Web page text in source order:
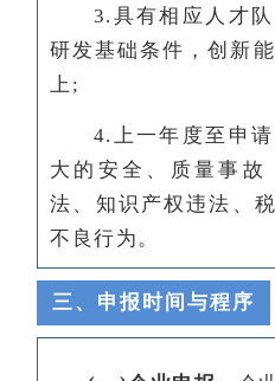
3.具有相应人才
研发基础条件，创新
上;
4.上一年度至申
大的安全、质量事故
法、知识产权违法、
不良行为。
三、 申报时间与程序